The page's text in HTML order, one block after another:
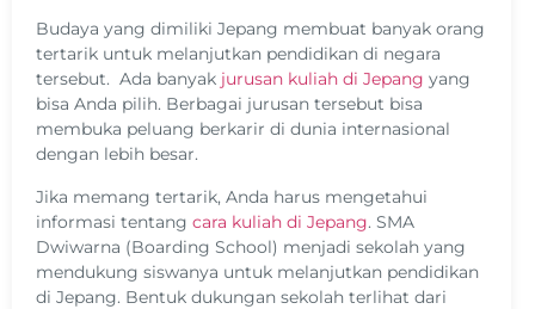
Budaya yang dimiliki Jepang membuat banyak orang
tertarik untuk melanjutkan pendidikan di negara
tersebut. Ada banyak jurusan kuliah di Jepang yang
bisa Anda pilih. Berbagai jurusan tersebut bisa
membuka peluang berkarir di dunia internasional
dengan lebih besar.
Jika memang tertarik, Anda harus mengetahui
informasi tentang cara kuliah di Jepang. SMA
Dwiwarna (Boarding School) menjadi sekolah yang
mendukung siswanya untuk melanjutkan pendidikan
di Jepang. Bentuk dukungan sekolah terlihat dari